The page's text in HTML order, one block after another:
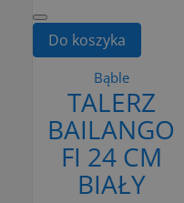
Do koszyka
Bąble
TALERZ
BAILANGO
FI 24 CM
BIAŁY